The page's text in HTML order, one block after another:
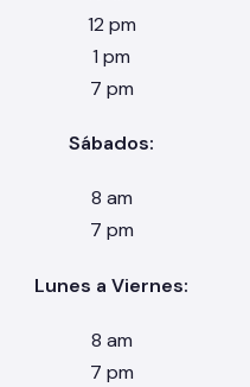
12 pm
1 pm
7 pm
Sábados:
8 am
7 pm
Lunes a Viernes:
8 am
7 pm